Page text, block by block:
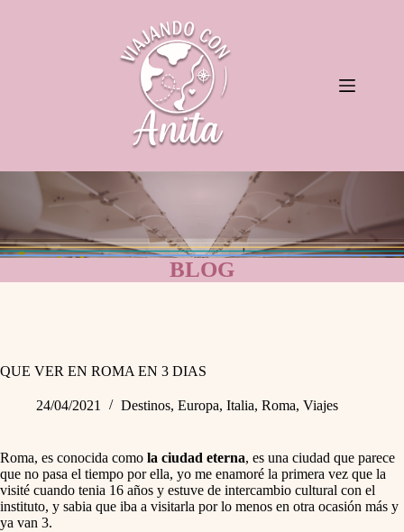
BLOG
QUE VER EN ROMA EN 3 DIAS
24/04/2021 Destinos, Europa, Italia, Roma, Viajes
Roma, es conocida como la ciudad eterna, es una ciudad que parece
que no pasa el tiempo por ella, yo me enamoré la primera vez que la
visité cuando tenia 16 años y estuve de intercambio cultural con el
instituto, y sabia que iba a visitarla por lo menos en otra ocasión más y
ya van 3.